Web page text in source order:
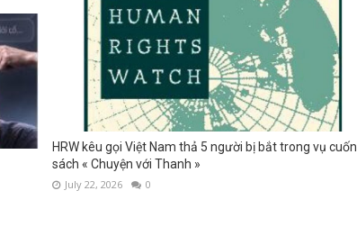
HRW kêu gọi Việt Nam thả 5 người bị bắt trong vụ cuốn
sách « Chuyện với Thanh »
July 22, 2026 0